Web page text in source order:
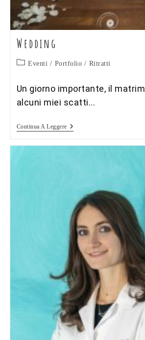
Wedding
Categoria
Eventi / Portfolio / Ritratti
Un giorno importante, il
alcuni miei scatti...
Continua A LeggereWedding